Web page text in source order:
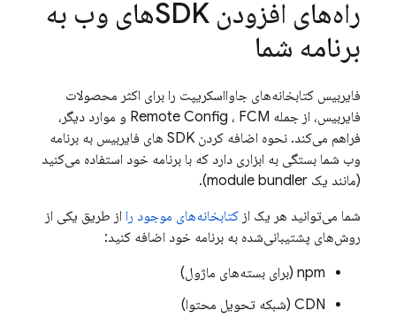
راه‌های افزودن SDKهای وب به
برنامه شما
فایربیس کتابخانه‌های جاوااسکریپت را برای اکثر محصولات
فایربیس، از جمله
Remote Config ، FCM
و موارد دیگر،
فراهم می‌کند. نحوه اضافه کردن SDK های فایربیس به برنامه
وب شما بستگی به ابزاری دارد که با برنامه خود استفاده می‌کنید
(مانند یک module bundler).
شما می‌توانید هر یک از کتابخانه‌های موجود را از طریق یکی از
روش‌های پشتیبانی‌شده به برنامه خود اضافه کنید:
npm (برای بسته‌های ماژول)
CDN (شبکه تحویل محتوا)